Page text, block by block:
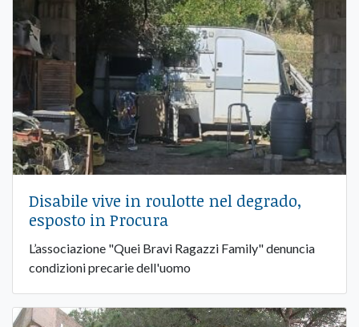
Disabile vive in roulotte nel degrado,
esposto in Procura
L’associazione "Quei Bravi Ragazzi Family" denuncia
condizioni precarie dell'uomo